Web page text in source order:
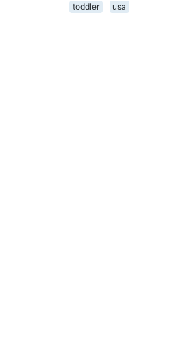
toddler
usa